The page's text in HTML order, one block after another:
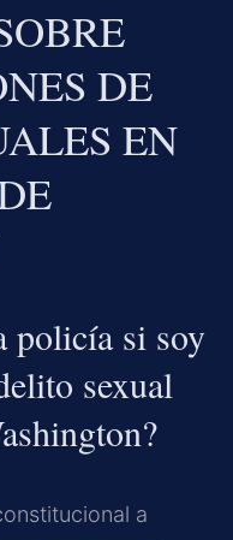
DE
EN
policía si soy
sexual
a